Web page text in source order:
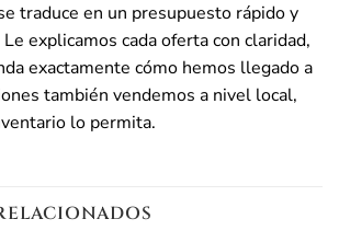
traduce en un presupuesto rápido y
explicamos cada oferta con claridad,
exactamente cómo hemos llegado a
también vendemos a nivel local,
lo permita.